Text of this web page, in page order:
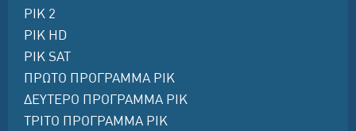
ΡΙΚ 2
ΡΙΚ HD
ΡΙΚ SAT
ΠΡΩΤΟ ΠΡΟΓΡΑΜΜΑ ΡΙΚ
ΔΕΥΤΕΡΟ ΠΡΟΓΡΑΜΜΑ ΡΙΚ
ΤΡΙΤΟ ΠΡΟΓΡΑΜΜΑ ΡΙΚ